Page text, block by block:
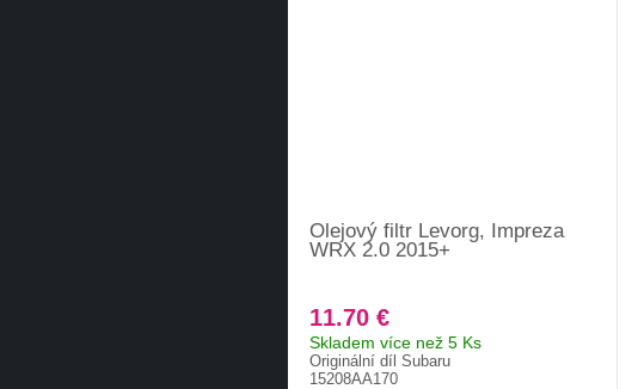
Olejový filtr Levorg, Impreza
WRX 2.0 2015+
11.70 €
Skladem více než 5 Ks
Originální díl Subaru
15208AA170